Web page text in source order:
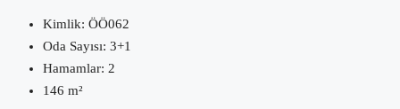
Kimlik: ÖÖ062
Oda Sayısı: 3+1
Hamamlar: 2
146 m²